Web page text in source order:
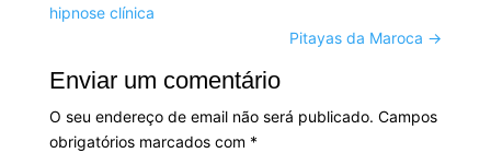
hipnose clínica
Pitayas da Maroca →
Enviar um comentário
O seu endereço de email não será publicado. Campos
obrigatórios marcados com *